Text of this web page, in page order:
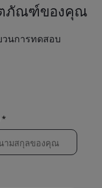
ตภัณฑ์ของคุณ
วนการทดสอบ